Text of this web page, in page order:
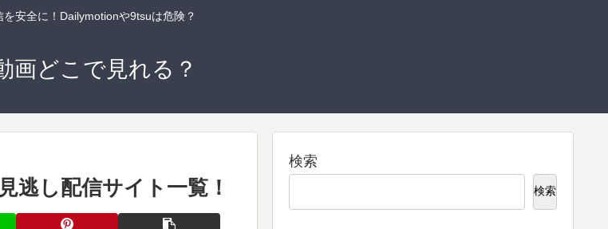
を安全に！Dailymotionや9tsuは危険？
画どこで見れる？
逃し配信サイト一覧！
検索
検索